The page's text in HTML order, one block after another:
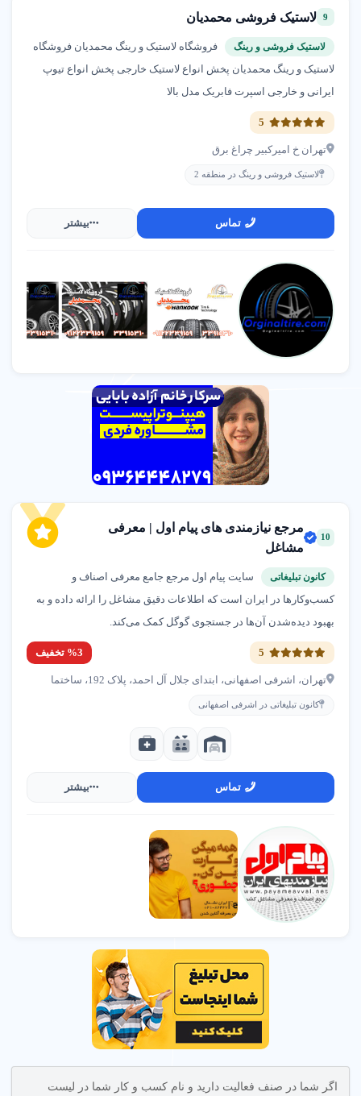
9 لاستیک فروشی محمدیان
لاستیک فروشی و رینگ
فروشگاه لاستیک و رینگ محمدیان فروشگاه
لاستیک و رینگ محمدیان پخش انواع لاستیک خارجی پخش انواع تیوپ
ایرانی و خارجی اسپرت فابریک مدل بالا
تهران خ امیرکبیر چراغ برق
لاستیک فروشی و رینگ در منطقه 2
تماس بیشتر
10
مرجع نیازمندی های پیام اول | معرفی
مشاغل
کانون تبلیغاتی
سایت پیام اول مرجع جامع معرفی اصناف و
کسب‌وکارها در ایران است که اطلاعات دقیق مشاغل را ارائه داده و به
بهبود دیده‌شدن آن‌ها در جستجوی گوگل کمک می‌کند.
%3 تخفیف
تهران، اشرفی اصفهانی، ابتدای جلال آل احمد، پلاک 192، ساختما
کانون تبلیغاتی در اشرفی اصفهانی
تماس بیشتر
اگر شما در صنف فعالیت دارید و نام کسب و کار شما در لیست